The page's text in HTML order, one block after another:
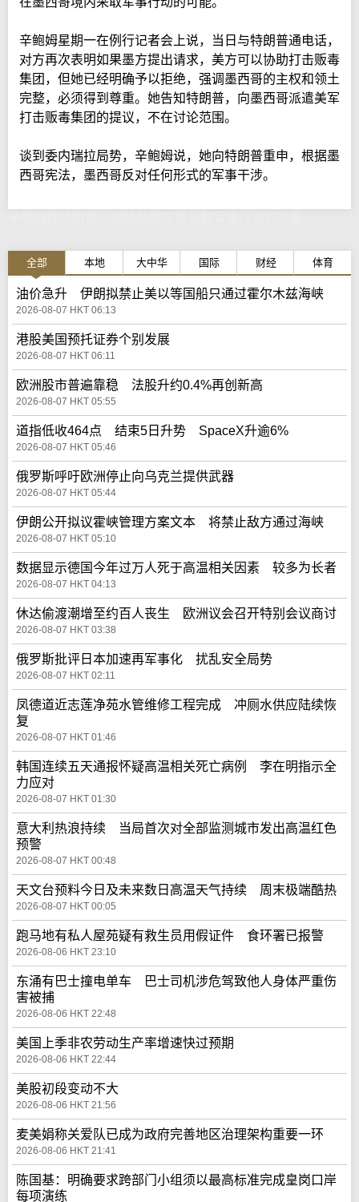
辛鲍姆星期一在例行记者会上说，当日与特朗普通电话，
对方再次表明如果墨方提出请求，美方可以协助打击贩毒
集团，但她已经明确予以拒绝，强调墨西哥的主权和领土
完整，必须得到尊重。她告知特朗普，向墨西哥派遣美军
打击贩毒集团的提议，不在讨论范围。
谈到委内瑞拉局势，辛鲍姆说，她向特朗普重申，根据墨
西哥宪法，墨西哥反对任何形式的军事干涉。
全部 本地 大中华 国际 财经 体育
油价急升 伊朗拟禁止美以等国船只通过霍尔木兹海峡
2026-08-07 HKT 06:13
港股美国预托证券个别发展
2026-08-07 HKT 06:11
欧洲股市普遍靠稳 法股升约0.4%再创新高
2026-08-07 HKT 05:55
道指低收464点 结束5日升势 SpaceX升逾6%
2026-08-07 HKT 05:46
俄罗斯呼吁欧洲停止向乌克兰提供武器
2026-08-07 HKT 05:44
伊朗公开拟议霍峡管理方案文本 将禁止敌方通过海峡
2026-08-07 HKT 05:10
数据显示德国今年过万人死于高温相关因素 较多为长者
2026-08-07 HKT 04:13
休达偷渡潮增至约百人丧生 欧洲议会召开特别会议商讨
2026-08-07 HKT 03:38
俄罗斯批评日本加速再军事化 扰乱安全局势
2026-08-07 HKT 02:11
凤德道近志莲净苑水管维修工程完成 冲厕水供应陆续恢
复
2026-08-07 HKT 01:46
韩国连续五天通报怀疑高温相关死亡病例 李在明指示全
力应对
2026-08-07 HKT 01:30
意大利热浪持续 当局首次对全部监测城市发出高温红色
预警
2026-08-07 HKT 00:48
天文台预料今日及未来数日高温天气持续 周末极端酷热
2026-08-07 HKT 00:05
跑马地有私人屋苑疑有救生员用假证件 食环署已报警
2026-08-06 HKT 23:10
东涌有巴士撞电单车 巴士司机涉危驾致他人身体严重伤
害被捕
2026-08-06 HKT 22:48
美国上季非农劳动生产率增速快过预期
2026-08-06 HKT 22:44
美股初段变动不大
2026-08-06 HKT 21:56
麦美娟称关爱队已成为政府完善地区治理架构重要一环
2026-08-06 HKT 21:41
陈国基：明确要求跨部门小组须以最高标准完成皇岗口岸
每项演练